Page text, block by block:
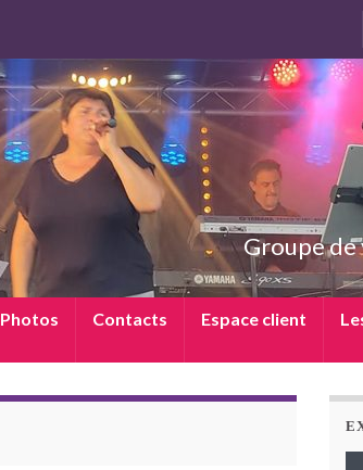
Groupe
Photos Contacts Espace client